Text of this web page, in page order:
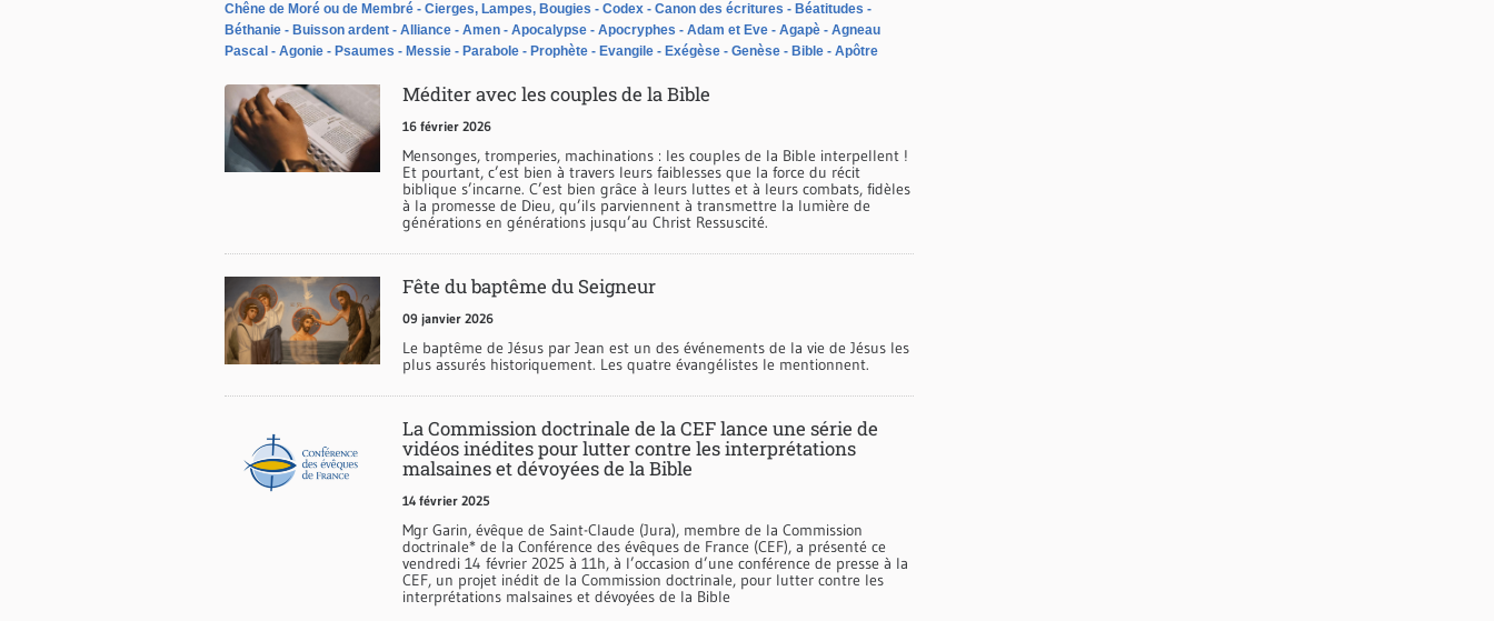
Chêne de Moré ou de Membré
Cierges, Lampes, Bougies Codex Canon des écritures
Béatitudes
Béthanie
Buisson ardent Alliance Amen Apocalypse Apocryphes Adam et Eve Agapè
Agneau
Pascal
Agonie Psaumes Messie Parabole Prophète Evangile Exégèse Genèse Bible Apôtre
Méditer avec les couples de la Bible
16 février 2026
Mensonges, tromperies, machinations : les couples de la Bible interpellent !
Et pourtant, c’est bien à travers leurs faiblesses que la force du récit
biblique s’incarne. C’est bien grâce à leurs luttes et à leurs combats, fidèles
à la promesse de Dieu, qu’ils parviennent à transmettre la lumière de
générations en générations jusqu’au Christ Ressuscité.
Fête du baptême du Seigneur
09 janvier 2026
Le baptême de Jésus par Jean est un des événements de la vie de Jésus les
plus assurés historiquement. Les quatre évangélistes le mentionnent.
La Commission doctrinale de la CEF lance une série de
vidéos inédites pour lutter contre les interprétations
malsaines et dévoyées de la Bible
14 février 2025
Mgr Garin, évêque de Saint-Claude (Jura), membre de la Commission
doctrinale* de la Conférence des évêques de France (CEF), a présenté ce
vendredi 14 février 2025 à 11h, à l’occasion d’une conférence de presse à la
CEF, un projet inédit de la Commission doctrinale, pour lutter contre les
interprétations malsaines et dévoyées de la Bible